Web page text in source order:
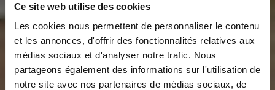
Ce site web utilise des cookies
Les cookies nous permettent de personnaliser le contenu
et les annonces, d'offrir des fonctionnalités relatives aux
médias sociaux et d'analyser notre trafic. Nous
partageons également des informations sur l'utilisation de
notre site avec nos partenaires de médias sociaux, de
Message important ×